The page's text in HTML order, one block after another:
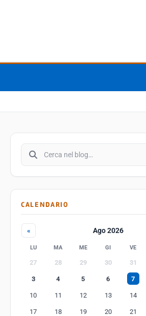
Cerca nel blog
CALENDARIO
« Ago 2026
LU MA ME GI VE
27 28 29 30 31
3 4 5 6 7
10 11 12 13 14
17 18 19 20 21